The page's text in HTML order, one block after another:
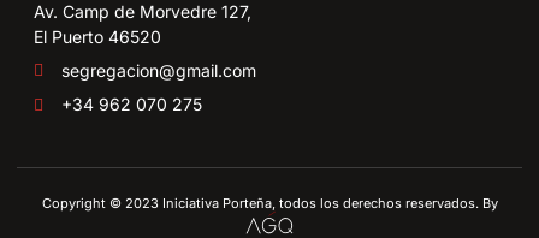
Av. Camp de Morvedre 127,
El Puerto 46520
segregacion@gmail.com
+34 962 070 275
Copyright © 2023 Iniciativa Porteña, todos los derechos reservados. By